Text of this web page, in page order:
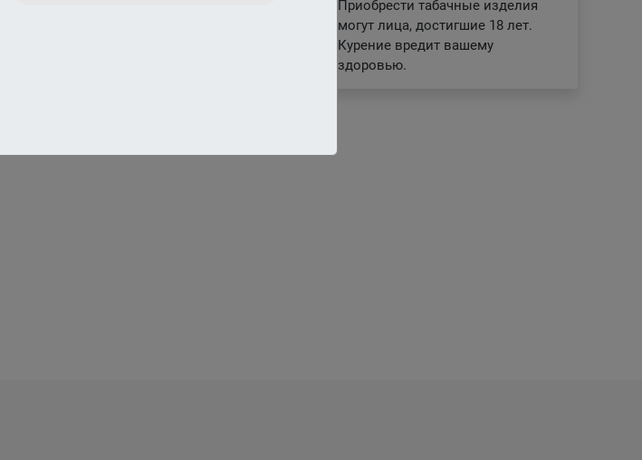
Приобрести табачные изделия
могут лица, достигшие 18 лет.
Курение вредит вашему
здоровью.